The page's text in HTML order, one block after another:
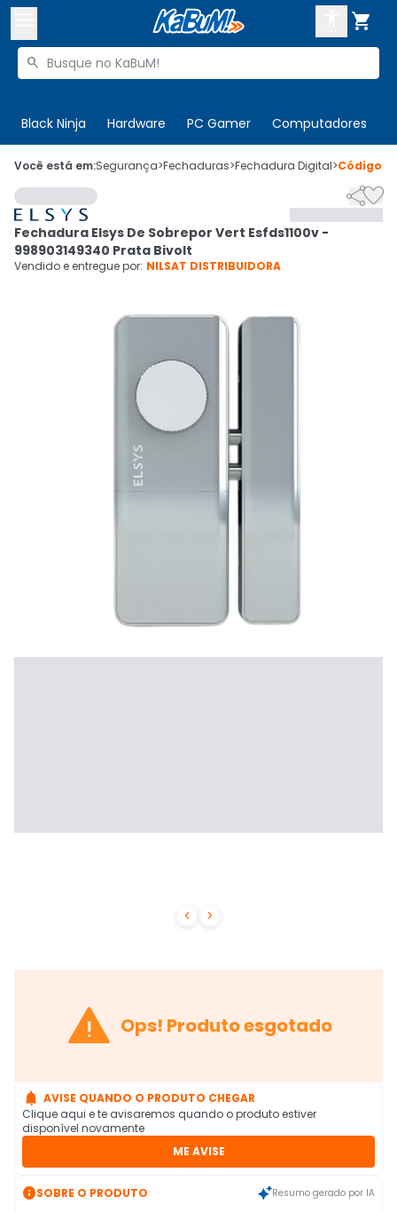

Buscar produtos

Black Ninja Hardware PC Gamer Computadores
 Olá. Acesse sua conta
 Departamentos
Cupons
Ativar tradutor em libras
CADASTRE-SE
Você está em:Segurança>Fechaduras>Fechadura Digital>Código
 

Fechadura Elsys De Sobrepor Vert Esfds1100v -
998903149340 Prata Bivolt
Vendido e entregue por: NILSAT DISTRIBUIDORA
 Ops! Produto esgotado
 AVISE QUANDO O PRODUTO CHEGAR
Clique aqui e te avisaremos quando o produto estiver
disponível novamente
ME AVISE
SOBRE O PRODUTO Resumo gerado por IA